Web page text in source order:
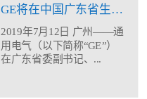
GE将在中国广东省生产制造12MW海上风机
2019年7月12日 广州——通
用电气（以下简称“GE”）
在广东省委副书记、...